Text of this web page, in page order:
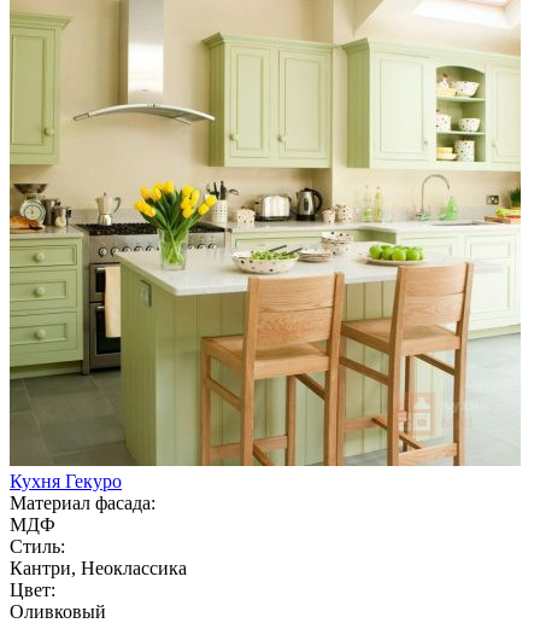
Кухня Гекуро
Материал фасада:
МДФ
Стиль:
Кантри, Неоклассика
Цвет:
Оливковый